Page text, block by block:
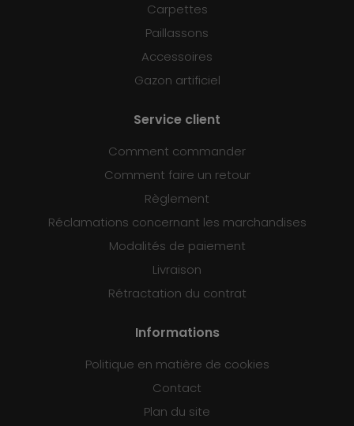
Carpettes
Paillassons
Accessoires
Gazon artificiel
Service client
Comment commander
Comment faire un retour
Règlement
Réclamations concernant les marchandises
Modalités de paiement
Livraison
Rétractation du contrat
Informations
Politique en matière de cookies
Contact
Plan du site